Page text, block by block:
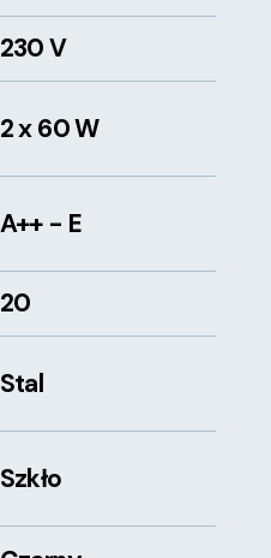
230 V
2 x 60 W
A++ - E
20
Stal
Szkło